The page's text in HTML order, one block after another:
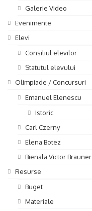
Galerie Video
Evenimente
Elevi
Consiliul elevilor
Statutul elevului
Olimpiade / Concursuri
Emanuel Elenescu
Istoric
Carl Czerny
Elena Botez
Bienala Victor Brauner
Resurse
Buget
Materiale